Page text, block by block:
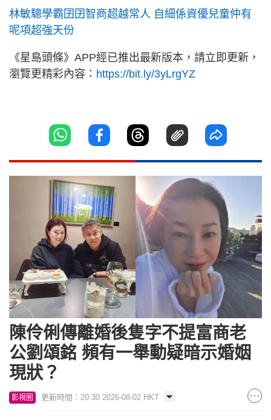
林敏驄學霸囝囝智商超越常人 自細係資優兒童仲有
呢項超強天份
《星島頭條》APP經已推出最新版本，請立即更新，
瀏覽更精彩內容： https://bit.ly/3yLrgYZ
陳伶俐傳離婚後隻字不提富商老
公劉頌銘 頻有一舉動疑暗示婚姻
現狀？
影視圈 更新時間：20:30 2026-08-02 HKT